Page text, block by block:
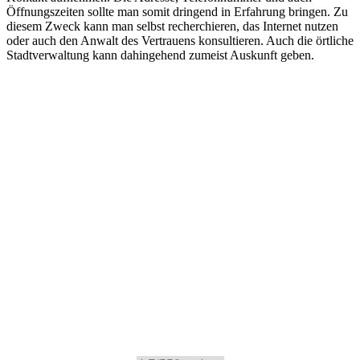
Öffnungszeiten sollte man somit dringend in Erfahrung bringen. Zu
diesem Zweck kann man selbst recherchieren, das Internet nutzen
oder auch den Anwalt des Vertrauens konsultieren. Auch die örtliche
Stadtverwaltung kann dahingehend zumeist Auskunft geben.